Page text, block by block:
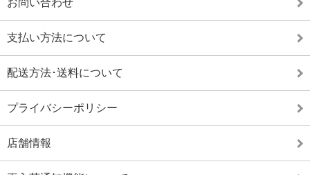
支払い方法について
配送方法･送料について
プライバシーポリシー
店舗情報